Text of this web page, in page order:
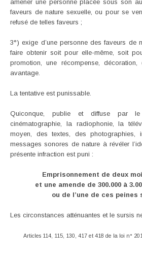
amener une personne placée sous son
faveurs de nature sexuelle, ou pour se
refusé de telles faveurs ;
3°) exige d’une personne des faveurs de
faire obtenir soit pour elle-même, soit
promotion, une récompense,
avantage.
La tentative est punissable.
Quiconque, publie et diffuse par
cinématographie, la radiophonie, la
moyen, des textes, des photographies,
messages sonores de nature à révéler
présente infraction est puni :
Emprisonnement de deux
et une amende de 300.000 à
ou de l’une de ces peines
Les circonstances atténuantes et le sursis
Articles 114, 115, 130, 417 et 418 de la loi n°